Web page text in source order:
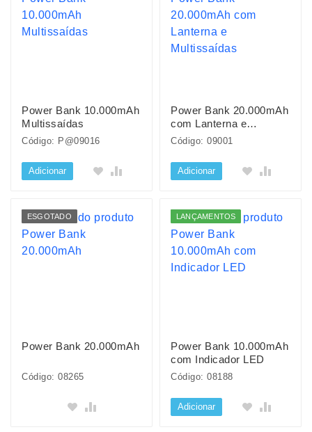
Power Bank 10.000mAh
Multissaídas
Código: P@09016
Adicionar
Power Bank 20.000mAh
com Lanterna e
Multissaídas
Código: 09001
Adicionar
ESGOTADO
Power Bank 20.000mAh
Código: 08265
LANÇAMENTOS
Power Bank 10.000mAh
com Indicador LED
Código: 08188
Adicionar